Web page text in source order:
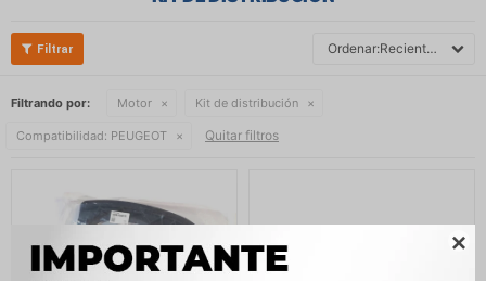

Recientes
Filtrando por: Motor Kit de distribución
Compatibilidad: PEUGEOT Quitar filtros